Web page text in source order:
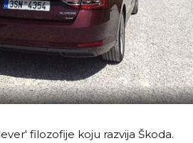
filozofije koju razvija Škoda.